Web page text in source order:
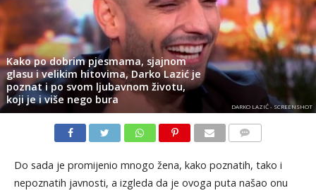
Kako po dobrim pjesmama, sjajnom
glasu i velikim hitovima, Darko Lazić je
poznat i po svom ljubavnom životu,
koji je i više nego bura
DARKO LAZIĆ - SCREENSHOT
Do sada je promijenio mnogo žena, kako poznatih, tako i
nepoznatih javnosti, a izgleda da je ovoga puta našao onu